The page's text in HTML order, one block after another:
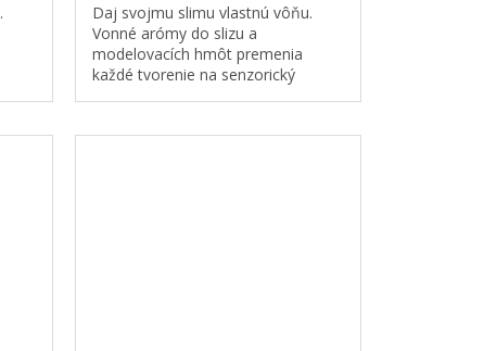
Daj svojmu slimu vlastnú vôňu.
Vonné arómy do slizu a
modelovacích hmôt premenia
každé tvorenie na senzorický
intenzitu, ktorá vám...